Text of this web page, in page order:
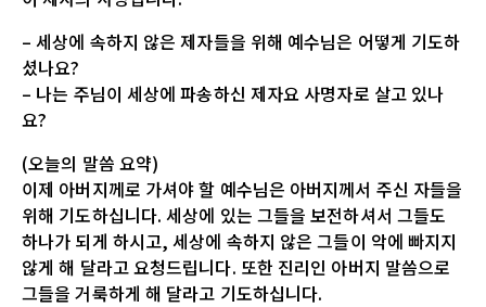
– 세상에 속하지 않은 제자들을 위해 예수님은 어떻게 기도하
셨나요?
– 나는 주님이 세상에 파송하신 제자요 사명자로 살고 있나
요?
(오늘의 말씀 요약)
이제 아버지께로 가셔야 할 예수님은 아버지께서 주신 자들을
위해 기도하십니다. 세상에 있는 그들을 보전하셔서 그들도
하나가 되게 하시고, 세상에 속하지 않은 그들이 악에 빠지지
않게 해 달라고 요청드립니다. 또한 진리인 아버지 말씀으로
그들을 거룩하게 해 달라고 기도하십니다.